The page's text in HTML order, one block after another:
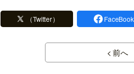
（Twitter） FaceBook
< 前へ